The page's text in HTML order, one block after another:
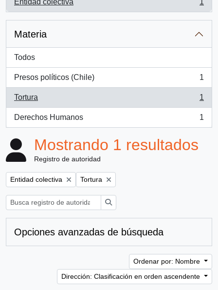
Entidad colectiva
, 1 resultados
1
Materia
Todos
Presos políticos (Chile)
, 1 resultados
1
Tortura
, 1 resultados
1
Derechos Humanos
, 1 resultados
1
Mostrando 1 resultados
Registro de autoridad
Remove filter:
Entidad colectiva Remove filter:
Tortura
Opciones avanzadas de búsqueda
Ordenar por: Nombre
Dirección: Clasificación en orden ascendente